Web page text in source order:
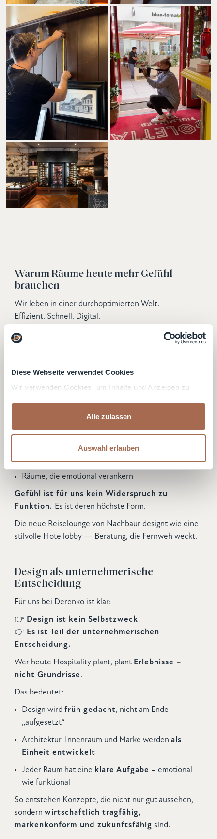
Diese Webseite verwendet Cookies
Wir verwenden Cookies, um Inhalte und Anzeigen zu
Verwendung unserer Website an unsere Partner für
soziale Medien, Werbung und Analysen weiter. Unsere
weiteren Daten zusammen, die Sie ihnen bereitgestellt
haben oder die sie im Rahmen Ihrer Nutzung der Dienste
gesammelt haben.
Statistiken
Marketing
Alle zulassen
Auswahl erlauben
Warum Räume heute mehr Gefühl
brauchen
Wir leben in einer durchoptimierten Welt.
Effizient. Schnell. Digital.
Gerade deshalb wächst die Sehnsucht nach Räumen,
nicht nur funktionieren, sondern berühren
Gastronomie. Es istErlebnisarchitektur
Gäste suchen keine perfekten Abläufe – die setzen
Räume, die emotional verankern
Gefühl ist für uns kein Widerspruch zu
Funktion. Es ist deren höchste Form.
Die neue Reiselounge von Nachbaur designt wie eine
stilvolle Hotellobby — Beratung, die Fernweh weckt.
Design als unternehmerische
Entscheidung
Für uns bei Derenko ist klar:
👉 Design ist kein Selbstzweck.
👉 Es ist Teil der unternehmerischen
Entscheidung.
Wer heute Hospitality plant, plant Erlebnisse –
nicht Grundrisse.
Das bedeutet:
Design wird früh gedacht, nicht am Ende
„aufgesetzt“
Architektur, Innenraum und Marke werden als
Einheit entwickelt
Jeder Raum hat eine klare Aufgabe – emotional
wie funktional
So entstehen Konzepte, die nicht nur gut aussehen,
sondern wirtschaftlich tragfähig,
markenkonform und zukunftsfähig sind.